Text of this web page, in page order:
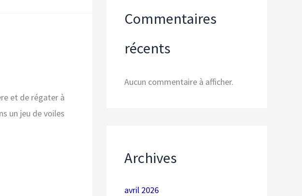
et de régater à
un jeu de voiles
Commentaires
récents
Aucun commentaire à afficher.
Archives
avril 2026